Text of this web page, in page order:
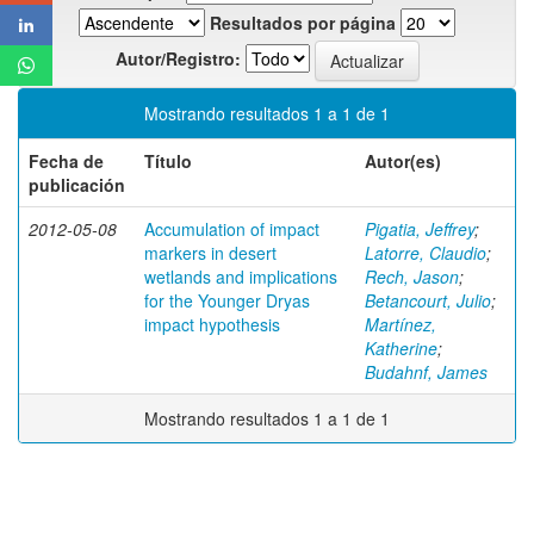
Resultados por página
Autor/Registro:
Mostrando resultados 1 a 1 de 1
Fecha de
publicación
Título Autor(es)
2012-05-08
Accumulation of impact
markers in desert
wetlands and implications
for the Younger Dryas
impact hypothesis
Pigatia, Jeffrey;
Latorre, Claudio;
Rech, Jason;
Betancourt, Julio;
Martínez,
Katherine;
Budahnf, James
Mostrando resultados 1 a 1 de 1